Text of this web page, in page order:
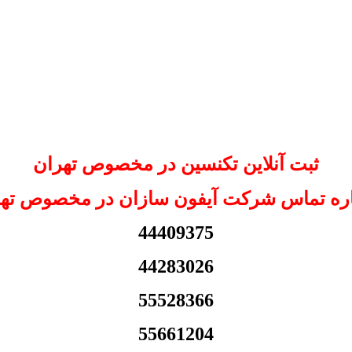
ثبت آنلاین تکنسین در مخصوص تهران
تماس شرکت آیفون سازان در مخصوص
44409375
44283026
55528366
55661204